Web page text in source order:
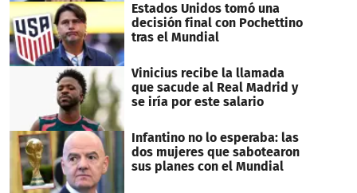
Estados Unidos tomó una
decisión final con Pochettino
tras el Mundial
Vinicius recibe la llamada
que sacude al Real Madrid y
se iría por este salario
Infantino no lo esperaba: las
dos mujeres que sabotearon
sus planes con el Mundial